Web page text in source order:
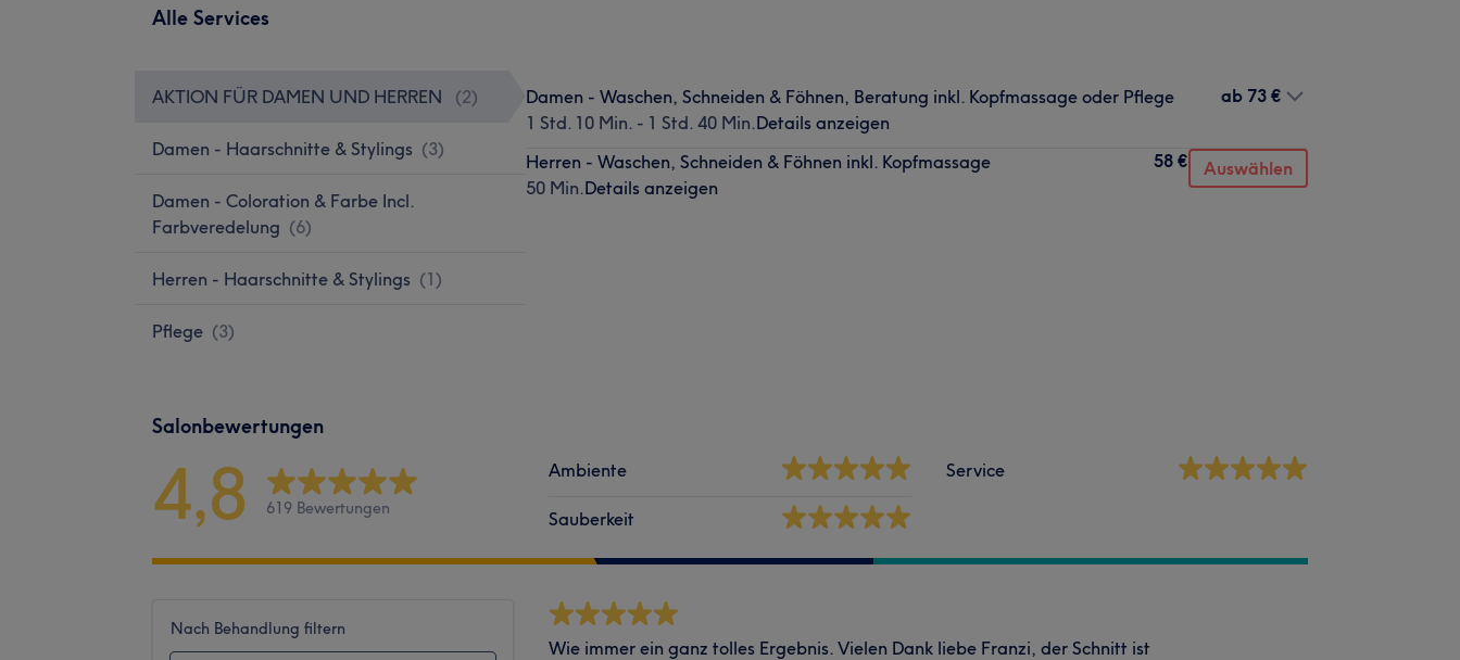
Alle Services
AKTION FÜR DAMEN UND HERREN (2)
Damen - Haarschnitte & Stylings (3)
Damen - Coloration & Farbe Incl.
Farbveredelung (6)
Herren - Haarschnitte & Stylings (1)
Pflege (3)
Damen - Waschen, Schneiden & Föhnen, Beratung inkl. Kopfmassage oder Pflege
1 Std. 10 Min. - 1 Std. 40 Min.Details anzeigen
ab 73 €
Herren - Waschen, Schneiden & Föhnen inkl. Kopfmassage
50 Min.Details anzeigen
58 € Auswählen
Salonbewertungen
4,8 619 Bewertungen
Ambiente
Sauberkeit
Service
Nach Behandlung filtern
Wie immer ein ganz tolles Ergebnis. Vielen Dank liebe Franzi, der Schnitt ist